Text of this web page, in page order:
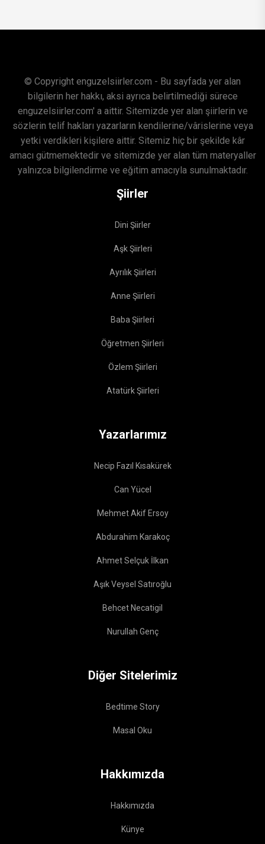
© Copyright enguzelsiirler.com - Bu sayfada yer alan
bilgilerin her hakkı, aksi ayrıca belirtilmediği sürece
enguzelsiirler.com' a aittir. Sitemizde yer alan şiirlerin ve
sözlerin telif hakları yazarların kendilerine/vârislerine veya
yetki verdikleri kişilere aittir. Sitemiz hiç bir şekilde kâr
amacı gütmemektedir ve sitemizde yer alan tüm materyaller
yalnızca bilgilendirme ve eğitim amacıyla sunulmaktadır.
Şiirler
Dini Şiirler
Aşk Şiirleri
Ayrılık Şiirleri
Anne Şiirleri
Baba Şiirleri
Öğretmen Şiirleri
Özlem Şiirleri
Atatürk Şiirleri
Yazarlarımız
Necip Fazıl Kısakürek
Can Yücel
Mehmet Akif Ersoy
Abdurahim Karakoç
Ahmet Selçuk İlkan
Aşık Veysel Satıroğlu
Behcet Necatigil
Nurullah Genç
Diğer Sitelerimiz
Bedtime Story
Masal Oku
Hakkımızda
Hakkımızda
Künye